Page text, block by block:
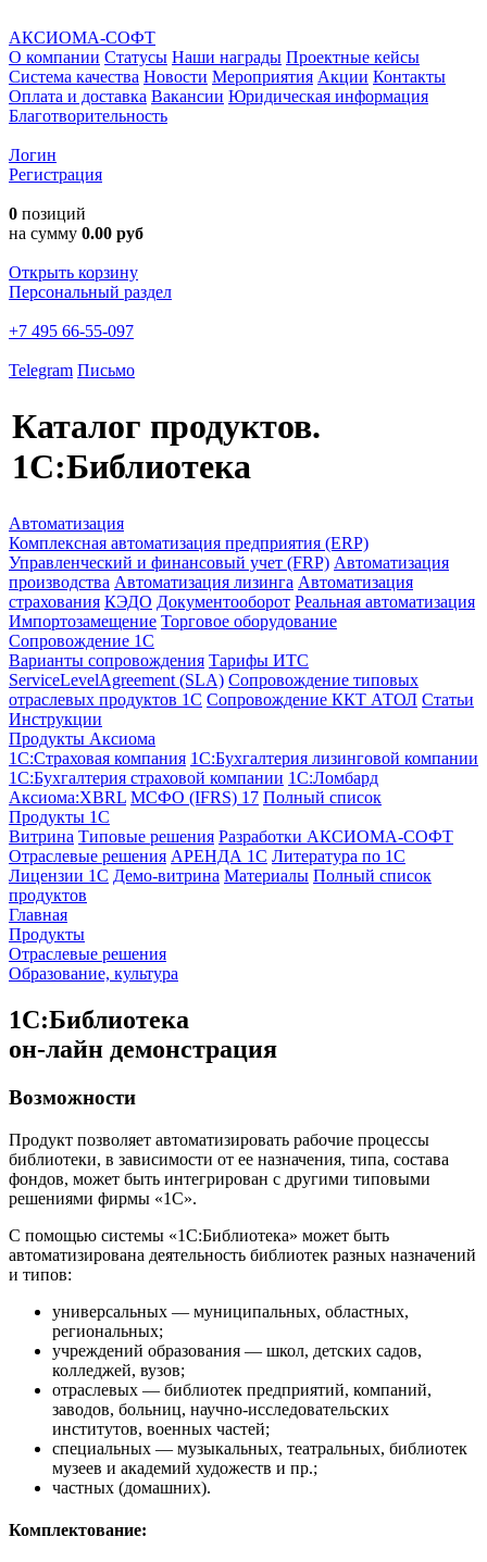
АКСИОМА-СОФТ
О компании Статусы Наши награды Проектные кейсы
Система качества Новости Мероприятия Акции Контакты
Оплата и доставка Вакансии Юридическая информация
Благотворительность
Логин
Регистрация
0 позиций
на сумму 0.00 руб
Открыть корзину
Персональный раздел
+7 495 66-55-097
Telegram Письмо
Каталог продуктов.
1С:Библиотека
Автоматизация
Комплексная автоматизация предприятия (ERP)
Управленческий и финансовый учет (FRP) Автоматизация
производства Автоматизация лизинга Автоматизация
страхования КЭДО Документооборот Реальная автоматизация
Импортозамещение Торговое оборудование
Сопровождение 1С
Варианты сопровождения Тарифы ИТС
ServiceLevelAgreement (SLA) Сопровождение типовых
отраслевых продуктов 1С Сопровождение ККТ АТОЛ Статьи
Инструкции
Продукты Аксиома
1С:Страховая компания 1С:Бухгалтерия лизинговой компании
1С:Бухгалтерия страховой компании 1С:Ломбард
Аксиома:XBRL МСФО (IFRS) 17 Полный список
Продукты 1С
Витрина Типовые решения Разработки АКСИОМА-СОФТ
Отраслевые решения АРЕНДА 1С Литература по 1С
Лицензии 1C Демо-витрина Материалы Полный список
продуктов
Главная
Продукты
Отраслевые решения
Образование, культура
1С:Библиотека
он-лайн демонстрация
Возможности
Продукт позволяет автоматизировать рабочие процессы
библиотеки, в зависимости от ее назначения, типа, состава
фондов, может быть интегрирован с другими типовыми
решениями фирмы «1С».
С помощью системы «1С:Библиотека» может быть
автоматизирована деятельность библиотек разных назначений
и типов:
универсальных — муниципальных, областных,
региональных;
учреждений образования — школ, детских садов,
колледжей, вузов;
отраслевых — библиотек предприятий, компаний,
заводов, больниц, научно-исследовательских
институтов, военных частей;
специальных — музыкальных, театральных, библиотек
музеев и академий художеств и пр.;
частных (домашних).
Комплектование: